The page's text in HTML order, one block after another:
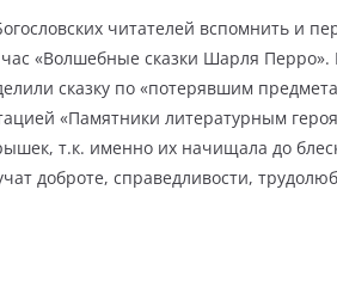
читателей вспомнить и
«Волшебные сказки Шарля Перро».
сказку по «потерявшим
«Памятники литературным
т.к. именно их начищала до
доброте, справедливости,